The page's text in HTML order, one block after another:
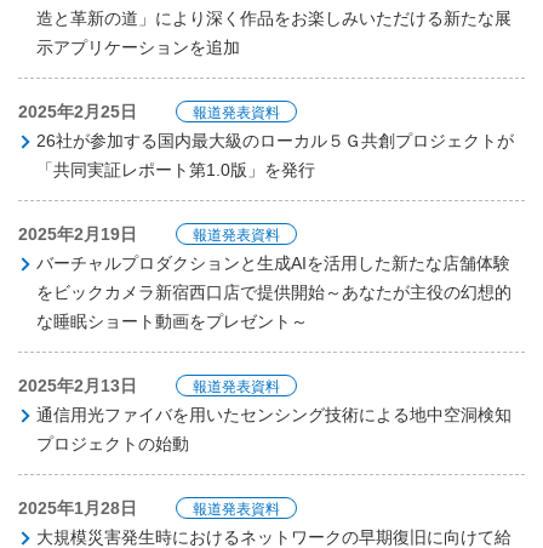
造と革新の道」により深く作品をお楽しみいただける新たな展
示アプリケーションを追加
2025年2月25日 報道発表資料
26社が参加する国内最大級のローカル５Ｇ共創プロジェクトが
「共同実証レポート第1.0版」を発行
2025年2月19日 報道発表資料
バーチャルプロダクションと生成AIを活用した新たな店舗体験
をビックカメラ新宿西口店で提供開始～あなたが主役の幻想的
な睡眠ショート動画をプレゼント～
2025年2月13日 報道発表資料
通信用光ファイバを用いたセンシング技術による地中空洞検知
プロジェクトの始動
2025年1月28日 報道発表資料
大規模災害発生時におけるネットワークの早期復旧に向けて給